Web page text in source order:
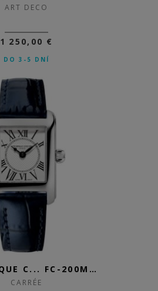
ART DECO
1 250,00 €
DO 3-5 DNÍ
FREDERIQUE C... FC-200MC26
CARRÉE